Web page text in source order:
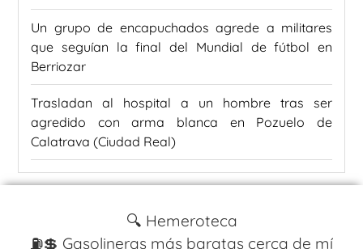
Un grupo de encapuchados agrede a militares
que seguían la final del Mundial de fútbol en
Berriozar
Trasladan al hospital a un hombre tras ser
agredido con arma blanca en Pozuelo de
Calatrava (Ciudad Real)
🔍 Hemeroteca
⛽️💲 Gasolineras más baratas cerca de mí